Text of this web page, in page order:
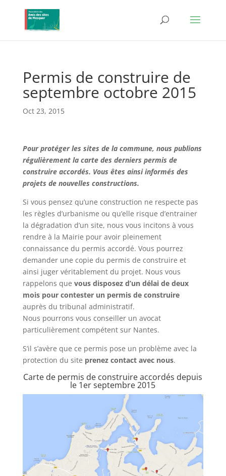
Permis de construire de
septembre octobre 2015
Oct 23, 2015
Pour protéger les sites de la commune, nous publions
régulièrement la carte des derniers permis de
construire accordés. Vous êtes ainsi informés des
projets de nouvelles constructions.
Si vous pensez qu’une construction ne respecte pas
les règles d’urbanisme ou qu’elle risque d’entrainer
la dégradation d’un site, nous vous incitons à vous
rendre à la Mairie pour avoir pleinement
connaissance du permis accordé. Vous pourrez
demander une copie du permis de construire et
ainsi juger véritablement du projet. Nous vous
rappelons que vous disposez d’un délai de deux
mois pour contester un permis de construire
auprès du tribunal administratif.
Nous pourrons vous conseiller un avocat
particulièrement compétent sur Nantes.
S’il s’avère que ce permis pose un problème avec la
protection du site prenez contact avec nous.
Carte de permis de construire accordés depuis
le 1er septembre 2015